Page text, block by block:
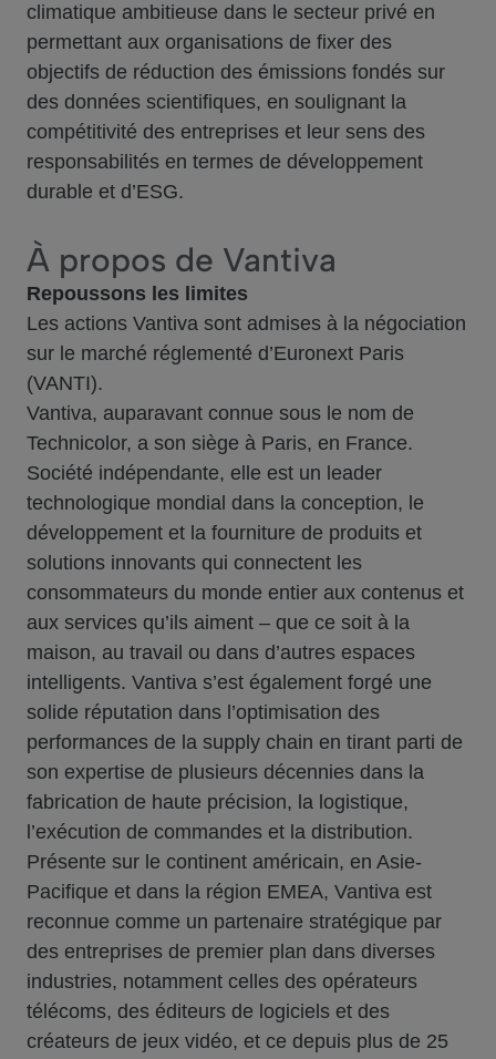
climatique ambitieuse dans le secteur privé en
permettant aux organisations de fixer des
objectifs de réduction des émissions fondés sur
des données scientifiques, en soulignant la
compétitivité des entreprises et leur sens des
responsabilités en termes de développement
durable et d’ESG.
À propos de Vantiva
Repoussons les limites
Les actions Vantiva sont admises à la négociation
sur le marché réglementé d’Euronext Paris
(VANTI).
Vantiva, auparavant connue sous le nom de
Technicolor, a son siège à Paris, en France.
Société indépendante, elle est un leader
technologique mondial dans la conception, le
développement et la fourniture de produits et
solutions innovants qui connectent les
consommateurs du monde entier aux contenus et
aux services qu’ils aiment – que ce soit à la
maison, au travail ou dans d’autres espaces
intelligents. Vantiva s’est également forgé une
solide réputation dans l’optimisation des
performances de la supply chain en tirant parti de
son expertise de plusieurs décennies dans la
fabrication de haute précision, la logistique,
l’exécution de commandes et la distribution.
Présente sur le continent américain, en Asie-
Pacifique et dans la région EMEA, Vantiva est
reconnue comme un partenaire stratégique par
des entreprises de premier plan dans diverses
industries, notamment celles des opérateurs
télécoms, des éditeurs de logiciels et des
créateurs de jeux vidéo, et ce depuis plus de 25